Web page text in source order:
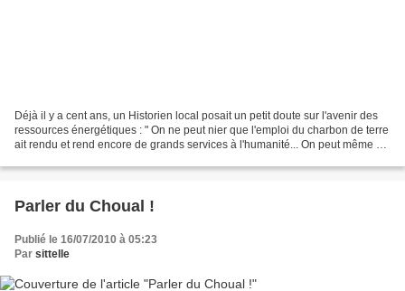
Déjà il y a cent ans, un Historien local posait un petit doute sur l'avenir des
ressources énergétiques : " On ne peut nier que l'emploi du charbon de terre
ait rendu et rend encore de grands services à l'humanité... On peut même se
Parler du Choual !
Publié le 16/07/2010 à 05:23
Par sittelle